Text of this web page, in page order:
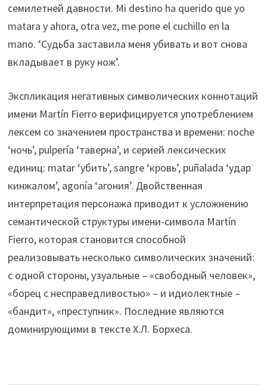
семилетней давности. Mi destino ha querido que yo
matara y ahora, otra vez, me pone el cuchillo en la
mano. ‘Судьба заставила меня убивать и вот снова
вкладывает в руку нож’.
Экспликация негативных символических коннотаций
имени Martín Fierro верифицируется употреблением
лексем со значением пространства и времени: noche
‘ночь’, pulpería ‘таверна’, и серией лексических
единиц: matar ‘убить’, sangre ‘кровь’, puñalada ‘удар
кинжалом’, agonía ‘агония’. Двойственная
интерпретация персонажа приводит к усложнению
семантической структуры имени-символа Martín
Fierro, которая становится способной
реализовывать несколько символических значений:
с одной стороны, узуальные – «свободный человек»,
«борец с несправедливостью» – и идиолектные –
«бандит», «преступник». Последние являются
доминирующими в тексте Х.Л. Борхеса.